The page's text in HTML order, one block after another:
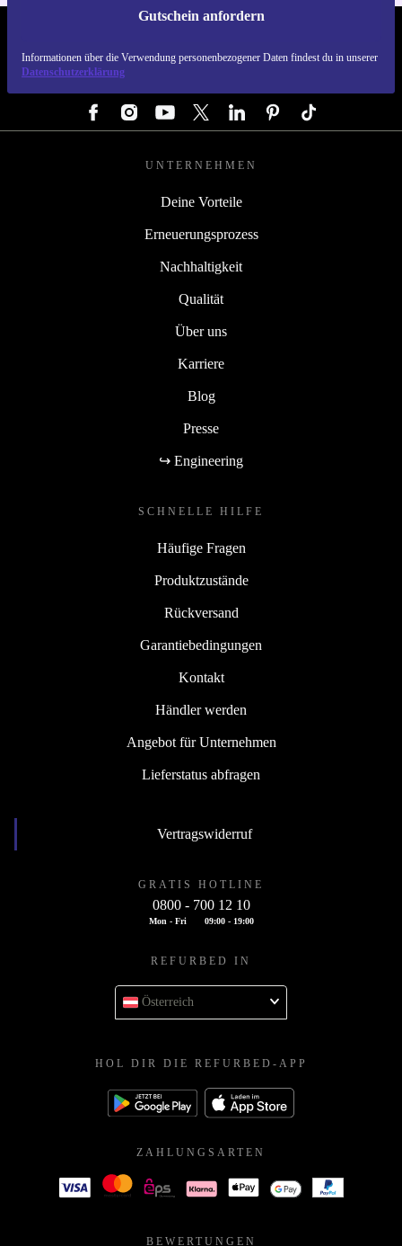
Gutschein anfordern
Informationen über die Verwendung personenbezogener Daten findest du in unserer
Datenschutzerklärung
UNTERNEHMEN
Deine Vorteile
Erneuerungsprozess
Nachhaltigkeit
Qualität
Über uns
Karriere
Blog
Presse
↪ Engineering
SCHNELLE HILFE
Häufige Fragen
Produktzustände
Rückversand
Garantiebedingungen
Kontakt
Händler werden
Angebot für Unternehmen
Lieferstatus abfragen
Vertragswiderruf
GRATIS HOTLINE
0800 - 700 12 10
Mon - Fri 09:00 - 19:00
REFURBED IN
Österreich
HOL DIR DIE REFURBED-APP
ZAHLUNGSARTEN
BEWERTUNGEN